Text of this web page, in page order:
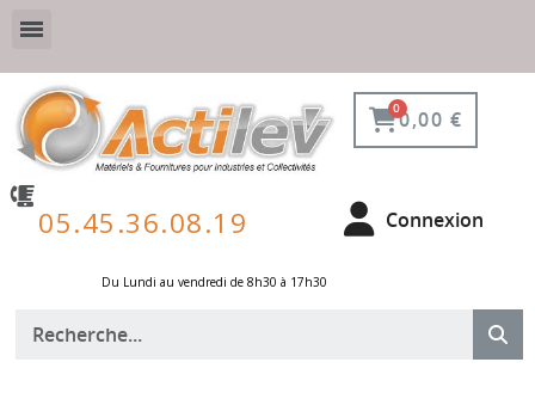
0,00 €
05.45.36.08.19 Connexion
Du Lundi au vendredi de 8h30 à 17h30 ​